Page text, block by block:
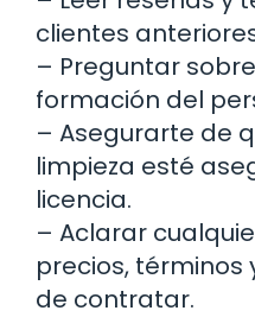
clientes
– Preguntar
formación del
– Asegurarte de
limpieza esté
licencia.
– Aclarar
precios, términos
de contratar.